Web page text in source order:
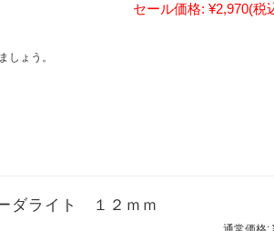
セール価格: ¥2,970(税
しょう。
ダライト １２ｍｍ